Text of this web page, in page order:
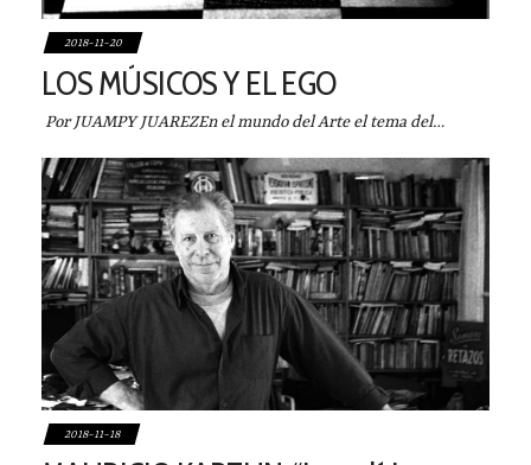
2018-11-20
LOS MÚSICOS Y EL EGO
Por JUAMPY JUAREZEn el mundo del Arte el tema del…
2018-11-18